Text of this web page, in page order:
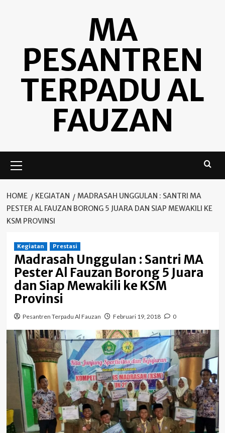
MA
PESANTREN
TERPADU AL
FAUZAN
Menu
HOME KEGIATAN
MADRASAH UNGGULAN : SANTRI MA
PESTER AL FAUZAN BORONG 5 JUARA DAN SIAP MEWAKILI KE
KSM PROVINSI
Kegiatan Prestasi
Madrasah Unggulan : Santri MA
Pester Al Fauzan Borong 5 Juara
dan Siap Mewakili ke KSM
Provinsi
Pesantren Terpadu Al Fauzan Februari 19, 2018 0